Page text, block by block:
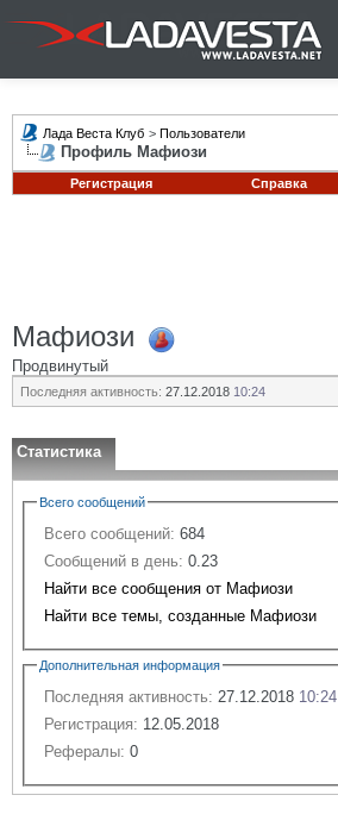
Лада Веста Клуб > Пользователи
Профиль Мафиози
Регистрация Справка
Мафиози
Продвинутый
Последняя активность: 27.12.2018 10:24
Статистика
Всего сообщений
Всего сообщений: 684
Сообщений в день: 0.23
Найти все сообщения от Мафиози
Найти все темы, созданные Мафиози
Дополнительная информация
Последняя активность: 27.12.2018 10:24
Регистрация: 12.05.2018
Рефералы: 0